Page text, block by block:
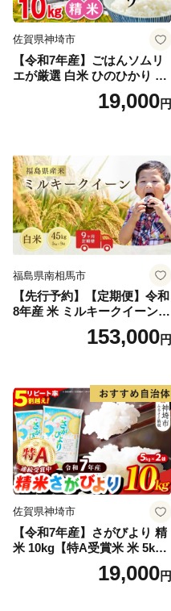
佐賀県神埼市
【令和7年産】ごはんソムリ
エが厳選 白米 ひのひかり 10
米 10kg 5kg×2 ひのひかり ブ
19,000円
福島県南相馬市
【先行予約】【定期便】令和
8年産 米 ミルキークイーン
白米 45kg (5kg×9回) | ミルキ
ークイーン 米5kg 福島 福島
福島県 南相馬市 cu006-ae
153,000円
佐賀県神埼市
【令和7年産】さがびより 精
米 10kg【特A受賞米 米 5kg×
2袋 お米 コメ こめ 国産 美味
しい ブランド米 人気 ランキ
19,000円